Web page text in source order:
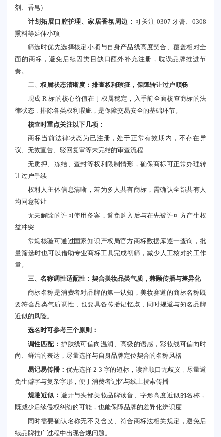
剂、香皂）
计划拓展口腔护理、家居香氛周边：可关注 0307 牙膏、0308
熏料等延伸小项
筛选时优先选择核定小项与自身产品线高度契合、覆盖相对全
面的商标，避免后续因类目缺口额外补充注册，耽误品牌推进节
奏。
二、权属状态清晰度：排查权利瑕疵，保障转让过户顺畅
现成 R 标的核心价值在于权属稳定，入手前全面核查商标的法
律状态，排除各类权利瑕疵，是保障交易安全的基础环节。
核查时重点关注以下几项：
商标当前法律状态为已注册，处于正常有效期内，不存在异
议、无效宣告、驳回复审等未完结的审查流程
无质押、冻结、查封等权利限制情形，确保商标可正常办理转
让过户手续
权利人主体信息清晰，若为多人共有商标，需确认全部共有人
均同意转让
无未解除的许可使用备案，避免购入后与在先被许可方产生权
益冲突
常规核验可通过国家知识产权局官方商标数据库逐一查询，批
量筛选时也可以借助专业商标工具完成初筛，减少人工核对的工作
量。
三、名称调性适配性：契合美妆品类气质，兼顾传播与差异化
商标名称是消费者对品牌的第一认知，美妆赛道的商标名称既
要符合品类气质调性，也要具备传播记忆点，同时规避与知名品牌
近似的风险。
选名时可参考三个原则：
调性匹配：护肤线可偏向温润、高级的语感，彩妆线可偏向时
尚、鲜活的表达，尽量选择与自身品牌定位契合的名称风格
易记易传播： 优先选择 2-3 字的短标，读音顺口无歧义，尽量避
免生僻字与复杂字形，便于消费者记忆与线上搜索传播
规避近似：避开与头部美妆品牌读音、字形高度近似的名称，
既减少后续侵权纠纷的可能，也能保障品牌的差异化辨识度
同时需要确认名称无不良含义、符合商标法相关规定，避免后
续品牌推广过程中出现合规问题。